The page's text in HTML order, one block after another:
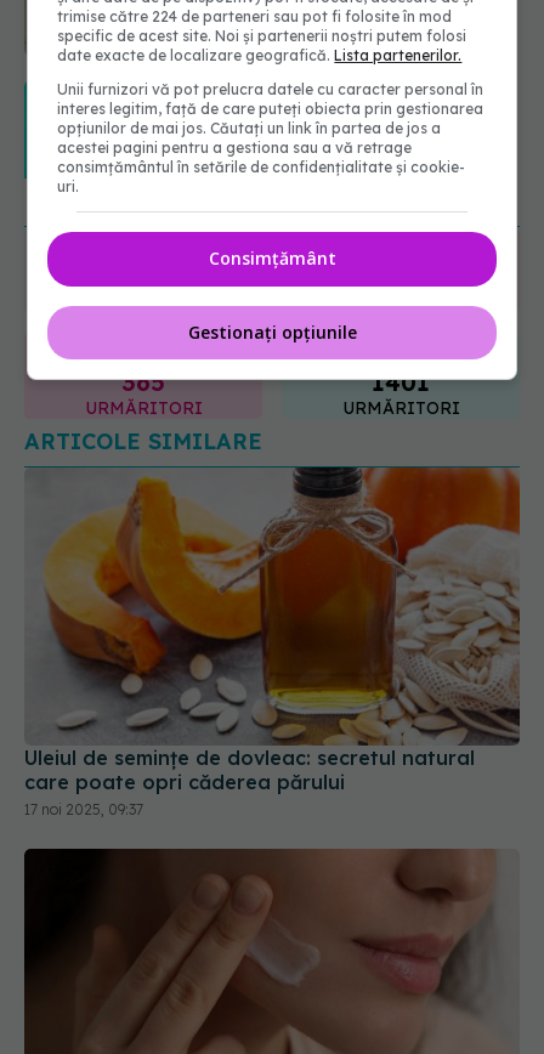
07.08.2026, 12:14
PNRR: 174 de milioane de lei pentru
sănătate într-o singură săptămână.
Ce spitale primesc bani
07.08.2026, 16:41
URMĂREȘTE-NE ȘI PE:
URMĂRITORI
ABONAȚI
365
URMĂRITORI
1401
URMĂRITORI
ARTICOLE SIMILARE
Uleiul de semințe de dovleac: secretul natural
care poate opri căderea părului
17 noi 2025, 09:37
trimise către 224 de parteneri sau pot fi folosite în mod
specific de acest site. Noi și partenerii noștri putem folosi
date exacte de localizare geografică.Lista partenerilor.
Unii furnizori vă pot prelucra datele cu caracter personal în
interes legitim, față de care puteți obiecta prin gestionarea
opțiunilor de mai jos. Căutați un link în partea de jos a
acestei pagini pentru a gestiona sau a vă retrage
consimțământul în setările de confidențialitate și cookie-
uri.
Consimțământ
Gestionați opțiunile